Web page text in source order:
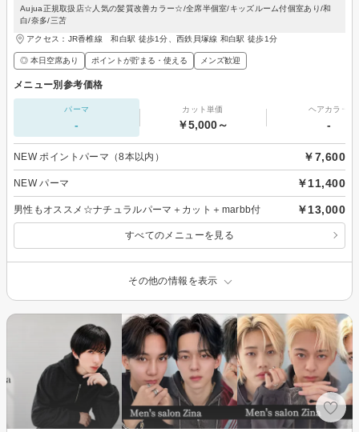
Aujua正規取扱店☆人気の髪質改善カラー☆/全席半個室/キッズルーム付個室あり/和
白/奈多/三苫
アクセス：JR香椎線 和白駅 徒歩1分、西鉄貝塚線 和白駅 徒歩1分
◎ 本日空席あり ポイントが貯まる・使える メンズ歓迎
メニュー別参考価格
パーマ
-
カット単価
￥5,000～
ヘアカラー
-
NEW ポイントパーマ（8本以内） ￥7,600
NEW パーマ ￥11,400
男性もオススメ☆ナチュラルパーマ＋カット＋marbb付 ￥13,000
すべてのメニューを見る
その他の情報を表示